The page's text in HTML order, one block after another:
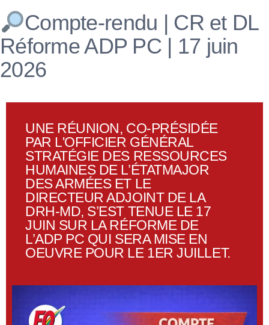
Compte-rendu | CR et DL
Réforme ADP PC | 17 juin
2026
UNE RÉUNION, CO-PRÉSIDÉE
PAR L'OFFICIER GÉNÉRAL
STRATÉGIE DES RESSOURCES
HUMAINES DE L’ÉTATMAJOR
DES ARMÉES ET LE
DIRECTEUR ADJOINT DE LA
DRH-MD, S’EST TENUE LE 17
JUIN SUR LA RÉFORME DE
L’ADP PC QUI SERA MISE EN
OEUVRE POUR LE 1ER JUILLET.